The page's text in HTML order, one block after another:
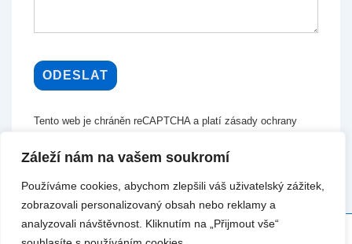
Záleží nám na vašem soukromí
Používáme cookies, abychom zlepšili váš uživatelský zážitek,
zobrazovali personalizovaný obsah nebo reklamy a
analyzovali návštěvnost. Kliknutím na „Přijmout vše“
Tento web je chráněn reCAPTCHA a platí zásady ochrany